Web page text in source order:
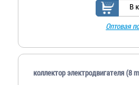
В
Оптовая
коллектор электродвигателя (8